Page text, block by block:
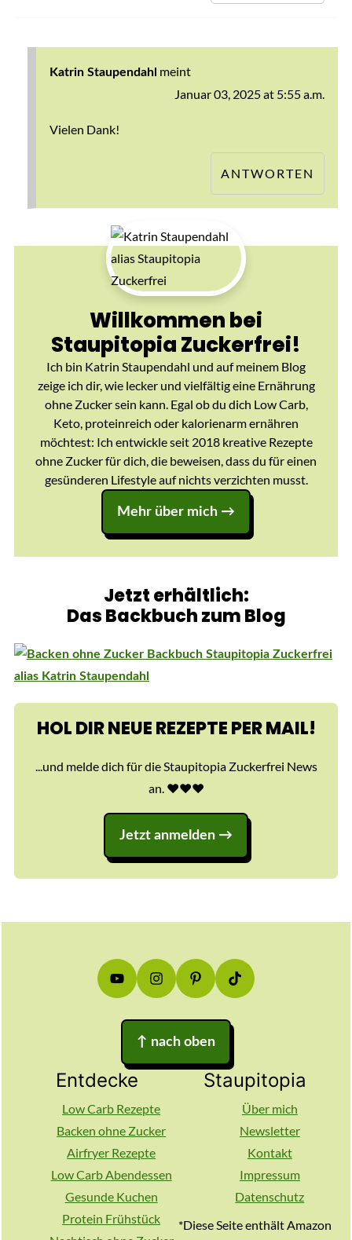
Katrin Staupendahl meint
Januar 03, 2025 at 5:55 a.m.
Vielen Dank!
ANTWORTEN
Willkommen bei
Staupitopia Zuckerfrei!
Ich bin Katrin Staupendahl und auf meinem Blog
zeige ich dir, wie lecker und vielfältig eine Ernährung
ohne Zucker sein kann. Egal ob du dich Low Carb,
Keto, proteinreich oder kalorienarm ernähren
möchtest: Ich entwickle seit 2018 kreative Rezepte
ohne Zucker für dich, die beweisen, dass du für einen
gesünderen Lifestyle auf nichts verzichten musst.
Mehr über mich →
Jetzt erhältlich:
Das Backbuch zum Blog
HOL DIR NEUE REZEPTE PER MAIL!
...und melde dich für die Staupitopia Zuckerfrei News
an. ♥️♥️♥️
Jetzt anmelden
↑ nach oben
Entdecke
Low Carb Rezepte
Backen ohne Zucker
Airfryer Rezepte
Low Carb Abendessen
Gesunde Kuchen
Protein Frühstück
Staupitopia
Über mich
Newsletter
Kontakt
Impressum
Datenschutz
*Diese Seite enthält Amazon